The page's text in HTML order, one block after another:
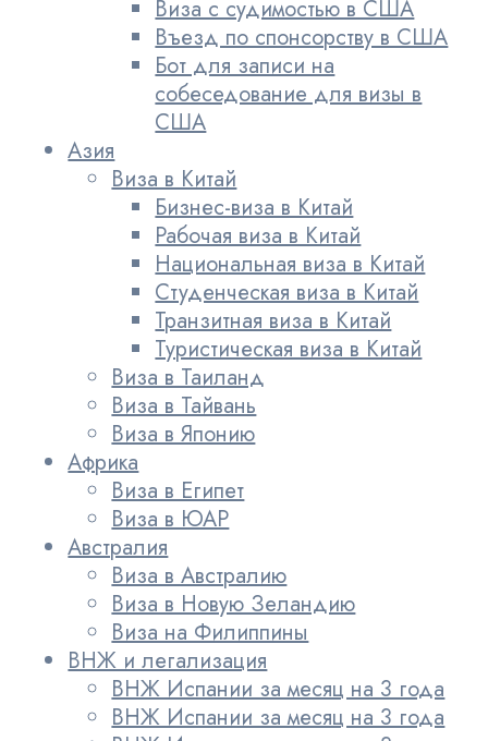
Виза с судимостью в США
Въезд по спонсорству в США
Бот для записи на
собеседование для визы в
США
Азия
Виза в Китай
Бизнес-виза в Китай
Рабочая виза в Китай
Национальная виза в Китай
Студенческая виза в Китай
Транзитная виза в Китай
Туристическая виза в Китай
Виза в Таиланд
Виза в Тайвань
Виза в Японию
Африка
Виза в Египет
Виза в ЮАР
Австралия
Виза в Австралию
Виза в Новую Зеландию
Виза на Филиппины
ВНЖ и легализация
ВНЖ Испании за месяц на 3 года
ВНЖ Испании за месяц на 3 года